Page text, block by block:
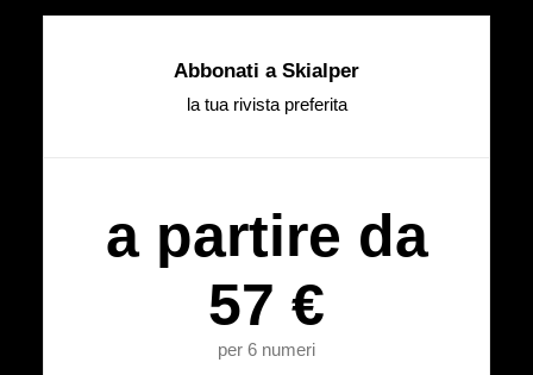
Abbonati a Skialper
la tua rivista preferita
a partire da
57 €
per 6 numeri